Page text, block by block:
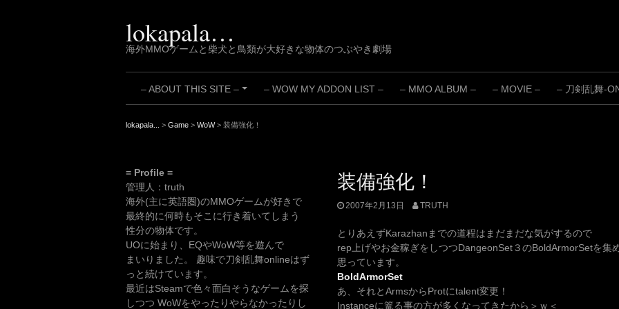
lokapala…
海外MMOゲームと柴犬と鳥類が大好きな物体のつぶやき劇場
+
– ABOUT THIS SITE – – WOW MY ADDON LIST – – MMO ALBUM – – MOVIE – – 刀剣乱舞-
lokapala... > Game > WoW> 装備強化！
装備強化！
2007年2月13日 TRUTH
とりあえずKarazhanまでの道程はまだまだな気がするので
rep上げやお金稼ぎをしつつDangeonSet３のBoldArmorSetを集
思っています。
BoldArmorSet
あ、それとArmsからProtにtalent変更！
Instanceに篭る事の方が多くなってきたから＞ｗ＜
= Profile =
管理人：truth
海外(主に英語圏)のMMOゲームが好きで
最終的に何時もそこに行き着いてしまう
性分の物体です。
UOに始まり、EQやWoW等を遊んで
まいりました。 趣味で刀剣乱舞onlineはず
っと続けています。
最近はSteamで色々面白そうなゲームを探
しつつ WoWをやったりやらなかったりし